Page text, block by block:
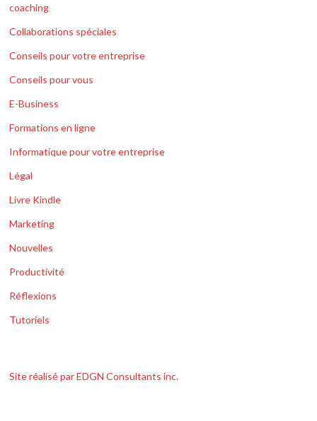
coaching
Collaborations spéciales
Conseils pour votre entreprise
Conseils pour vous
E-Business
Formations en ligne
Informatique pour votre entreprise
Légal
Livre Kindle
Marketing
Nouvelles
Productivité
Réflexions
Tutoriels
Site réalisé par EDGN Consultants inc.